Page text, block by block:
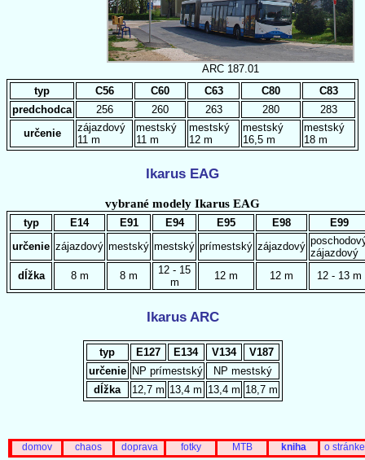
ARC 187.01
typ C56 C60 C63 C80
C83
predchodca
256 260 263 280
283
určenie
zájazdový
11 m
mestský
11 m
mestský
12 m
mestský
16,5 m
mestský
18 m
Ikarus EAG
vybrané modely Ikarus EAG
typ E14 E91 E94 E95 E98
E99
určenie zájazdový mestský mestský prímestský zájazdový
zájazdový
dĺžka
8 m 8 m
12 - 15
m
12 m 12 m 12 - 13 m
Ikarus ARC
typ E127 E134 V134
V187
určenie
NP prímestský
NP mestský
dĺžka
12,7 m 13,4 m 13,4 m 18,7 m
domov chaos doprava fotky MTB kniha o stránke